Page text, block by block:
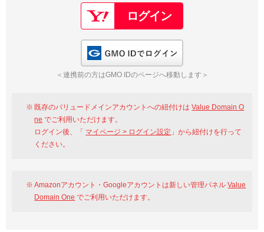
＜連携前の方はGMO IDのページへ移動します＞
既存のバリュードメインアカウントへの紐付けはValue Domain O
ne でご利用いただけます。
ログイン後、「 マイページ > ログイン設定 」から紐付けを行って
ください。
Amazonアカウント・Googleアカウントは新しい管理パネルValue
Domain One でご利用いただけます。